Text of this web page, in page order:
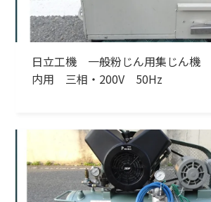
日立工機 一般粉じん用集じん
内用 三相・200V 50Hz